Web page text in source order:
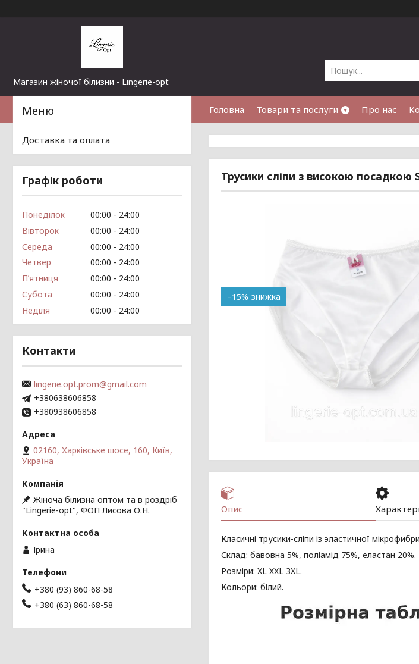
Магазин жіночої білизни - Lingerie-opt
Головна Товари та послуги Про нас
Трусики сліпи з високою посадкою
–15%
Опис
Класичні трусики-сліпи із эластичної
Склад: бавовна 5%, поліамід 75%, еластан 20%.
Розміри: XL XXL 3XL.
Кольори: білий.
Доставка та оплата
Графік роботи
Понеділок 00:00
24:00
Вівторок
00:00
24:00
Середа
00:00
24:00
Четвер
00:00
24:00
Пʼятниця
00:00
24:00
Субота
00:00
24:00
Неділя
00:00 24:00
Контакти
lingerie.opt.prom@gmail.com
+380638606858
+380938606858
02160, Харківське шосе, 160, Київ,
Україна
Жіноча білизна оптом та в роздріб
"Lingerie-opt", ФОП Лисова О.Н.
Ірина
+380 (93) 860-68-58
+380 (63) 860-68-58